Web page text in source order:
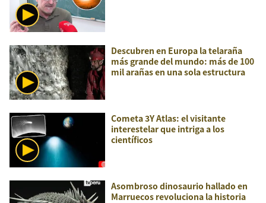
Descubren en Europa la telaraña
más grande del mundo: más de 100
mil arañas en una sola estructura
Cometa 3Y Atlas: el visitante
interestelar que intriga a los
científicos
Asombroso dinosaurio hallado en
Marruecos revoluciona la historia